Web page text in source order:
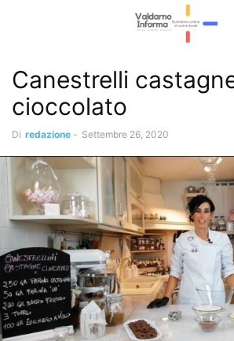
Canestrelli
cioccolato
Di redazione - Settembre 26, 2020